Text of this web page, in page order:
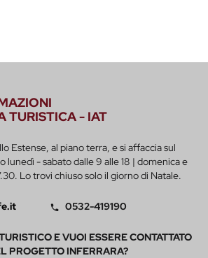
TURISTICA - IAT
Estense, al piano terra, e si affaccia sul
lunedì - sabato dalle 9 alle 18 | domenica e
Lo trovi chiuso solo il giorno di Natale.
0532-419190
E VUOI ESSERE CONTATTATO
PROGETTO INFERRARA?